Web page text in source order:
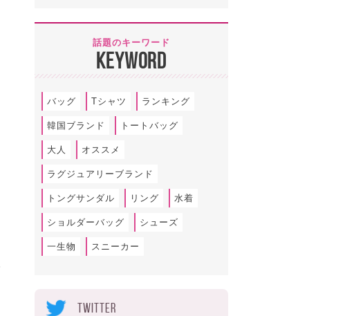
話題のキーワード
KEYWORD
バッグ Tシャツ ランキング
韓国ブランド トートバッグ
大人 オススメ
ラグジュアリーブランド
トングサンダル リング 水着
ショルダーバッグ シューズ
一生物 スニーカー
TWITTER